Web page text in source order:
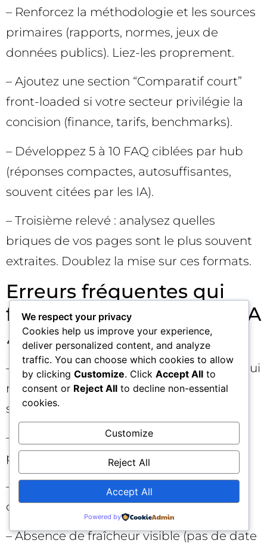
– Renforcez la méthodologie et les sources
primaires (rapports, normes, jeux de
données publics). Liez-les proprement.
– Ajoutez une section “Comparatif court”
front-loaded si votre secteur privilégie la
concision (finance, tarifs, benchmarks).
– Développez 5 à 10 FAQ ciblées par hub
(réponses compactes, autosuffisantes,
souvent citées par les IA).
– Troisième relevé : analysez quelles
briques de vos pages sont le plus souvent
extraites. Doublez la mise sur ces formats.
Erreurs fréquentes qui
font perdre des sources IA
⚠️
– Pages “minces” (moins de 1 000 mots) qui
répondent à une seule micro-intention
sans tableau ni donnée exploitable.
– Informations clés enfouies en bas de
page. Les IA citent peu les conclusions.
– Titres vagues, H2/H3 non descriptifs,
colonnes sans libellés clairs.
– Absence de fraîcheur visible (pas de date
We respect your privacy
Cookies help us improve your experience,
deliver personalized content, and analyze
traffic. You can choose which cookies to allow
by clicking Customize. Click Accept All to
consent or Reject All to decline non-essential
cookies.
Customize
Reject All
Accept All
Powered by